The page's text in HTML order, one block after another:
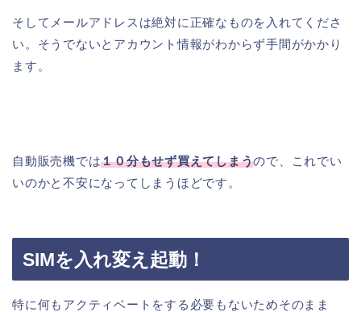
そしてメールアドレスは絶対に正確なものを入れてくださ
い。そうでないとアカウント情報がわからず手間がかかり
ます。
自動販売機では１０分もせず買えてしまうので、これでい
いのかと不安になってしまうほどです。
SIMを入れ変え起動！
特に何もアクティベートをする必要もないためそのまま